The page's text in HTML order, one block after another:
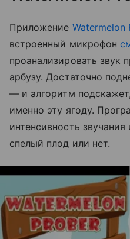
Приложение Watermelon
встроенный микрофон
проанализировать звук
арбузу. Достаточно
— и алгоритм
именно эту ягоду.
интенсивность звучания
спелый плод или нет.